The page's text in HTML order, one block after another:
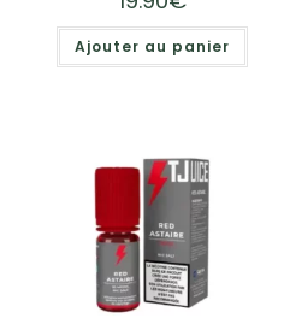
Ajouter au panier